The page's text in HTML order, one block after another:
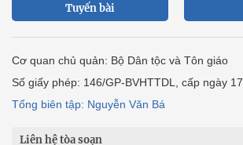
Tuyến bài
Cơ quan chủ quản: Bộ Dân tộc và Tôn giáo
Số giấy phép: 146/GP-BVHTTDL, cấp ngày
Tổng biên tập: Nguyễn Văn Bá
Liên hệ tòa soạn